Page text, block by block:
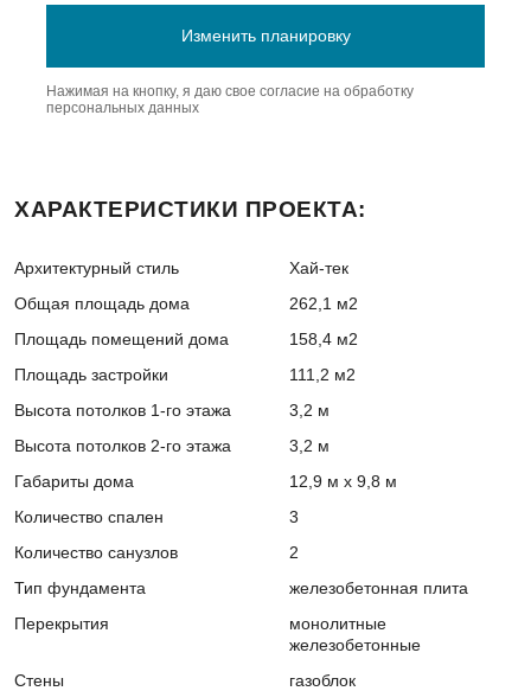
Нажимая на кнопку, я даю свое согласие на обработку
персональных данных
ХАРАКТЕРИСТИКИ ПРОЕКТА:
Архитектурный стиль
Хай-тек
Общая площадь дома
262,1 м2
Площадь помещений дома
158,4 м2
Площадь застройки
111,2 м2
Высота потолков 1-го этажа
3,2 м
Высота потолков 2-го этажа
3,2 м
Габариты дома
12,9 м х 9,8 м
Количество спален
3
Количество санузлов
2
Тип фундамента
железобетонная плита
Перекрытия
монолитные
железобетонные
Стены
газоблок